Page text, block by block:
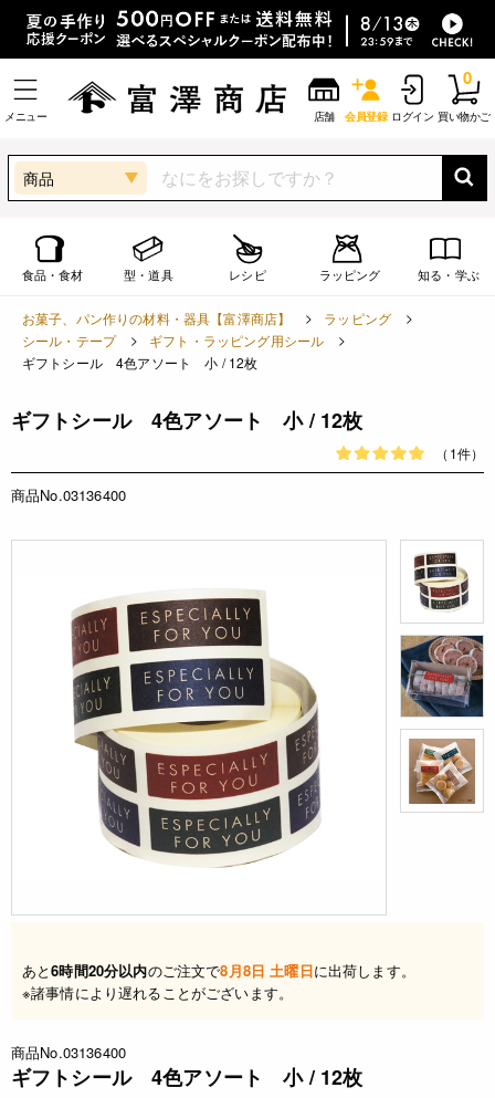
メニュー 店舗 会員登録 ログイン 買い物かご
0
商品
食品・食材 型・道具 レシピ ラッピング 知る・学ぶ
お菓子、パン作りの材料・器具【富澤商店】
ラッピング
シール・テープ
ギフト・ラッピング用シール
ギフトシール 4色アソート 小 / 12枚
ギフトシール 4色アソート 小 / 12枚
（1件）
商品No.03136400
あと6時間20分以内のご注文で8月8日 土曜日に出荷します。
※諸事情により遅れることがございます。
商品No.03136400
ギフトシール 4色アソート 小 / 12枚